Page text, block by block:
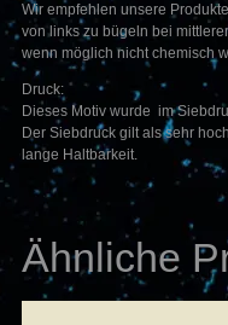
Wir empfehlen unsere
von links zu bügeln bei
wenn möglich nicht chemisch
Druck:
Dieses Motiv wurde im
Der Siebdruck gilt als sehr
lange Haltbarkeit.
Ähnliche